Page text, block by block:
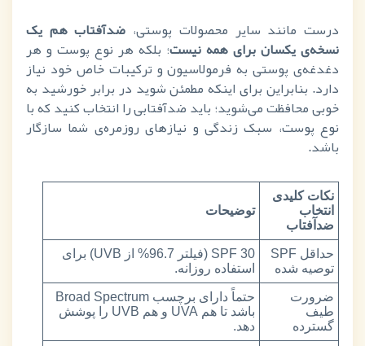
درست مانند سایر محصولات پوستی، ضدآفتاب هم یک
نسخه‌ی یکسان برای همه نیست؛ بلکه هر نوع پوست و هر
دغدغه‌ی پوستی به فرمولاسیون و ترکیبات خاص خود نیاز
دارد. بنابراین برای اینکه مطمئن شوید در برابر خورشید به
خوبی محافظت می‌شوید؛ باید ضدآفتابی را انتخاب کنید که با
نوع پوست، سبک زندگی و نیازهای روزمره‌ی شما سازگار
باشد.
نکات کلیدی
انتخاب
ضدآفتاب
توضیحات
حداقل SPF
توصیه شده
SPF 30 (فیلتر 96.7% از UVB) برای
استفاده روزانه.
ضرورت
طیف
گسترده
حتماً دارای برچسب Broad Spectrum
باشد تا هم UVA و هم UVB را پوشش
دهد.